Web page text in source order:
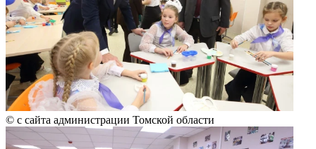
© с сайта администрации Томской области